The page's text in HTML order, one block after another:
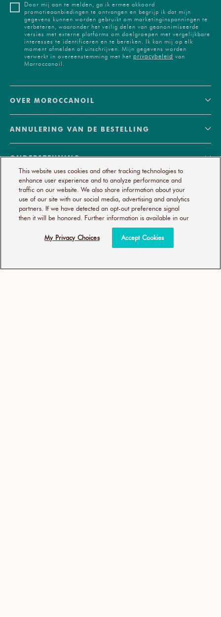
Door mij aan te melden, ga ik ermee akkoord
promotieaanbiedingen te ontvangen en begrijp ik dat mijn
gegevens kunnen worden gebruikt om marketinginspanningen te
verbeteren, waaronder het veilig delen van geanonimiseerde
versies met externe platforms om doelgroepen met vergelijkbare
interesses te identificeren en te bereiken. Ik kan mij op elk
moment afmelden of uitschrijven. Mijn gegevens worden
verwerkt in overeenstemming met het privacybeleid van
Marroccanoil.
OVER MOROCCANOIL
ANNULERING VAN DE BESTELLING
ONDERSTEUNING
© 2026 MOROCCANOIL
UW PRIVACYKEUZES
PRIVACYBELEID
TOEGANKELIJKHEIDSVERKLARING
TOEWIJDING AAN SALONS
IMPRESSUM
This website uses cookies and other tracking technologies to
enhance user experience and to analyze performance and
traffic on our website. We also share information about your
use of our site with our social media, advertising and analytics
partners. If we have detected an opt-out preference signal
then it will be honored. Further information is available in our
My Privacy Choices Accept Cookies